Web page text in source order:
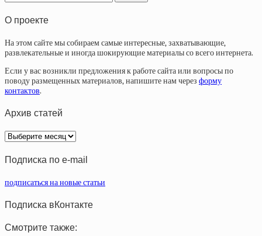
О проекте
На этом сайте мы собираем самые интересные, захватывающие,
развлекательные и иногда шокирующие материалы со всего интернета.
Если у вас возникли предложения к работе сайта или вопросы по
поводу размещенных материалов, напишите нам через форму
контактов.
Архив статей
Архив
статей
Подписка по e-mail
подписаться на новые статьи
Подписка вКонтакте
Смотрите также: